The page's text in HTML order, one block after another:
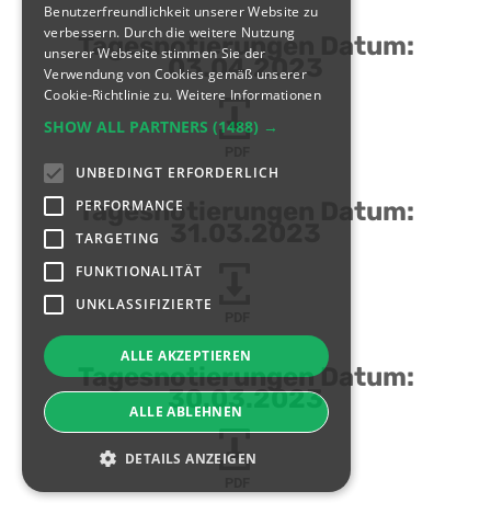
Tagesnotierungen Datum:
03.04.2023
Tagesnotierungen Datum:
Tagesnotierungen Datum:
30.03.2023
Benutzerfreundlichkeit unserer Website zu
verbessern. Durch die weitere Nutzung
unserer Webseite stimmen Sie der
Verwendung von Cookies gemäß unserer
Cookie-Richtlinie zu. Weitere Informationen
SHOW ALL PARTNERS (1488) →
UNBEDINGT ERFORDERLICH
PERFORMANCE
TARGETING
FUNKTIONALITÄT
UNKLASSIFIZIERTE
ALLE AKZEPTIEREN
ALLE ABLEHNEN
DETAILS ANZEIGEN